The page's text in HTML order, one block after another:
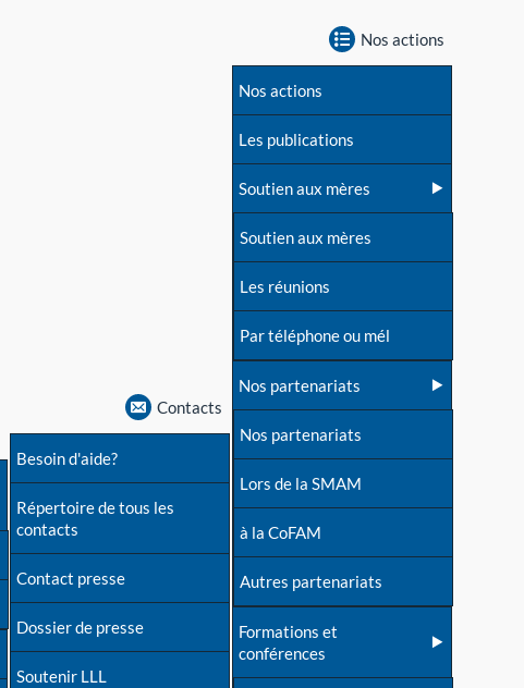
Contacts
Besoin d'aide?
Répertoire de tous les
contacts
Contact presse
Dossier de presse
Soutenir LLL
Nos actions
Nos actions
Les publications
Soutien aux mères
Soutien aux mères
Les réunions
Par téléphone ou mél
Nos partenariats
Nos partenariats
Lors de la SMAM
à la CoFAM
Autres partenariats
Formations et
conférences